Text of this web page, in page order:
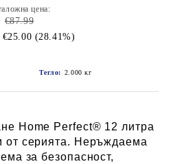
цена:
€87.99
€25.00 (28.41%)
Тегло: 2.000 кг
Home Perfect® 12 литра
от серията. Неръждаема
за безопасност,